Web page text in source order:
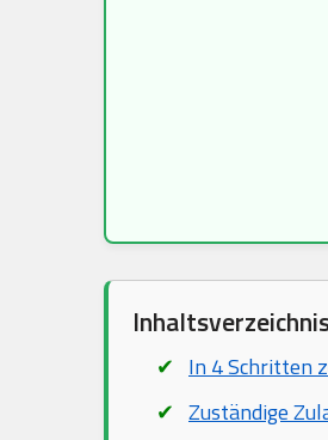
In 4 Schritten
Zuständige